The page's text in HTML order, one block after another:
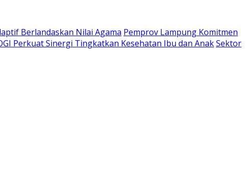
Berlandaskan Nilai Agama Pemprov Lampung Komitmen
Perkuat Sinergi Tingkatkan Kesehatan Ibu dan AnakSektor